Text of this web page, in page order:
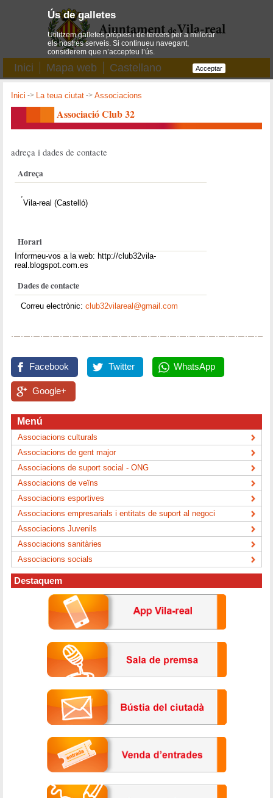
Inici Mapa web Castellano
Inici -> La teua ciutat ->Associacions
Associació Club 32
adreça i dades de contacte
Adreça
Vila-real (Castelló)
Horari
Informeu-vos a la web: http://club32vila-
real.blogspot.com.es
Dades de contacte
Correu electrònic:club32vilareal@gmail.com
Facebook Twitter WhatsApp
Google+
Menú
Associacions culturals
Associacions de gent major
Associacions de suport social - ONG
Associacions de veïns
Associacions esportives
Associacions empresarials i entitats de suport al negoci
Associacions Juvenils
Associacions sanitàries
Associacions socials
Destaquem
Ús de galletes
Utilitzem galletes pròpies i de tercers per a millorar
els nostres serveis. Si continueu navegant,
considerem que n’accepteu l’ús.
Acceptar